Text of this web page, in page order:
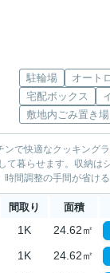
駐輪場 オート
宅配ボックス
敷地内ごみ置き場
で快適なクッキング
暮らせます。収納は
間調整の手間が省け
間取り 面積
1K 24.62㎡
1K 24.62㎡